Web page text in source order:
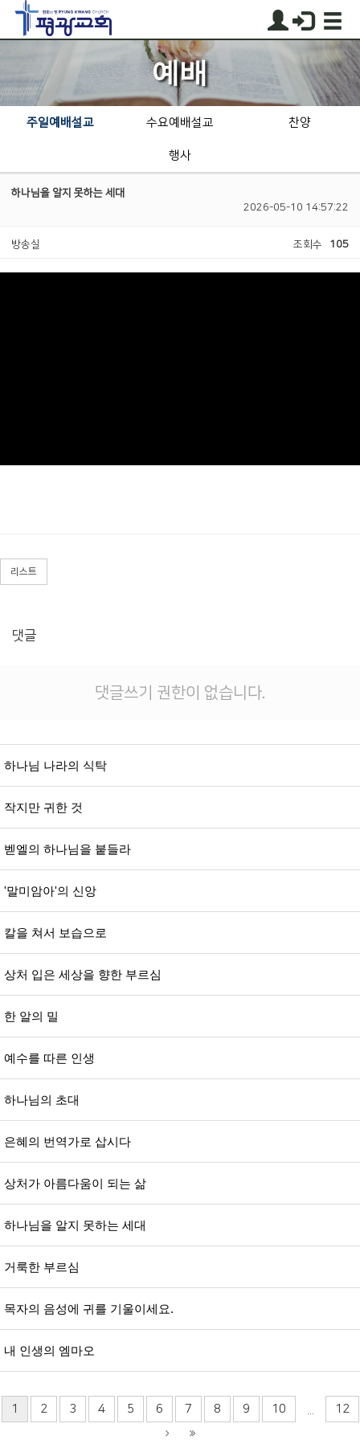
예배
주일예배설교 수요예배설교 찬양
행사
하나님을 알지 못하는 세대
2026-05-10 14:57:22
방송실 조회수 105
리스트
댓글
댓글쓰기 권한이 없습니다.
하나님 나라의 식탁
작지만 귀한 것
벧엘의 하나님을 붙들라
'말미암아'의 신앙
칼을 쳐서 보습으로
상처 입은 세상을 향한 부르심
한 알의 밀
예수를 따른 인생
하나님의 초대
은혜의 번역가로 삽시다
상처가 아름다움이 되는 삶
하나님을 알지 못하는 세대
거룩한 부르심
목자의 음성에 귀를 기울이세요.
내 인생의 엠마오
1 2 3 4 5 6 7 8 9 10 12